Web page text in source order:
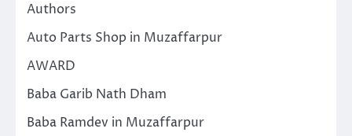
Authors
Auto Parts Shop in Muzaffarpur
AWARD
Baba Garib Nath Dham
Baba Ramdev in Muzaffarpur